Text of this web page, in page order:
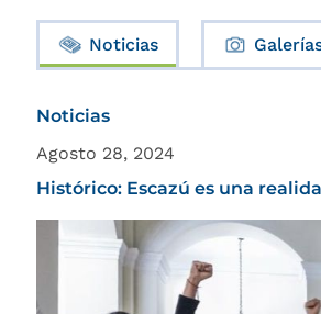
Noticias
Noticias
Agosto 28, 2024
Histórico: Escazú es una